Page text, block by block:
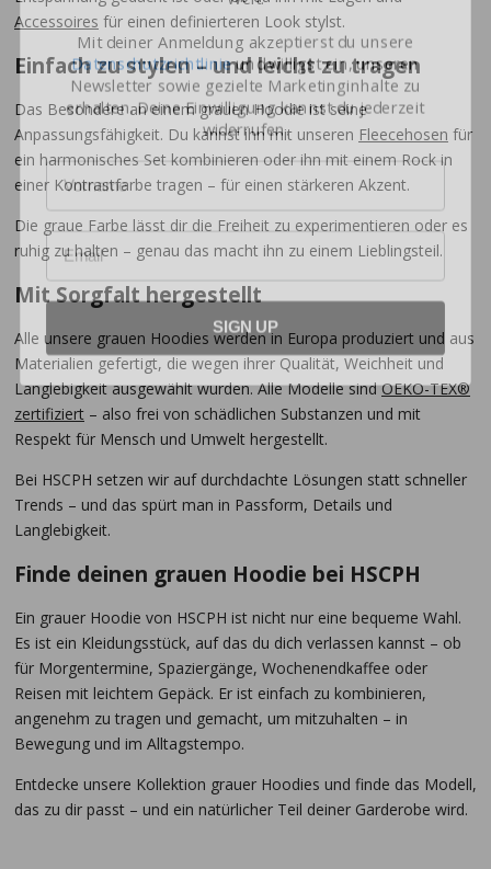
Accessoires für einen definierteren Look stylst.
Einfach zu stylen – und leicht zu tragen
Das Besondere an einem grauen Hoodie ist seine
Anpassungsfähigkeit. Du kannst ihn mit unseren Fleecehosen für
ein harmonisches Set kombinieren oder ihn mit einem Rock in
einer Kontrastfarbe tragen – für einen stärkeren Akzent.
Die graue Farbe lässt dir die Freiheit zu experimentieren oder es
ruhig zu halten – genau das macht ihn zu einem Lieblingsteil.
Mit Sorgfalt hergestellt
Alle unsere grauen Hoodies werden in Europa produziert und aus
Materialien gefertigt, die wegen ihrer Qualität, Weichheit und
Langlebigkeit ausgewählt wurden. Alle Modelle sindOEKO-TEX®
zertifiziert – also frei von schädlichen Substanzen und mit
Respekt für Mensch und Umwelt hergestellt.
Bei HSCPH setzen wir auf durchdachte Lösungen statt schneller
Trends – und das spürt man in Passform, Details und
Langlebigkeit.
Finde deinen grauen Hoodie bei HSCPH
Ein grauer Hoodie von HSCPH ist nicht nur eine bequeme Wahl.
Es ist ein Kleidungsstück, auf das du dich verlassen kannst – ob
für Morgentermine, Spaziergänge, Wochenendkaffee oder
Reisen mit leichtem Gepäck. Er ist einfach zu kombinieren,
angenehm zu tragen und gemacht, um mitzuhalten – in
Bewegung und im Alltagstempo.
Entdecke unsere Kollektion grauer Hoodies und finde das Modell,
das zu dir passt – und ein natürlicher Teil deiner Garderobe wird.
Mit deiner Anmeldung akzeptierst du unsere
Datenschutzrichtlinieund willigst ein, unseren
Newsletter sowie gezielte Marketinginhalte zu
erhalten. Deine Einwilligung kannst du jederzeit
widerrufen.
Name
Email
SIGN UP